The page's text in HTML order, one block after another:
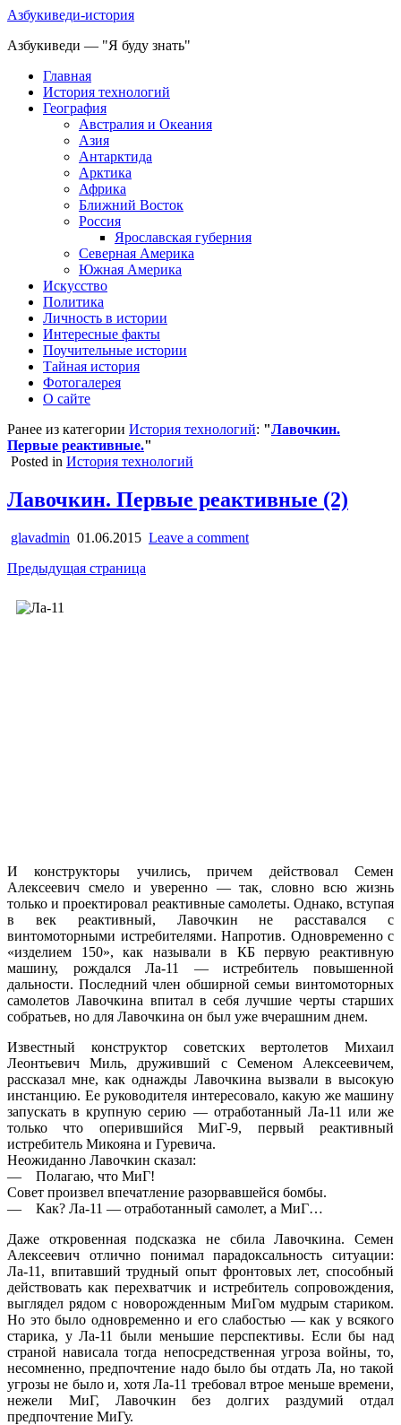
Азбукиведи-история
Азбукиведи — "Я буду знать"
Главная
История технологий
География
Австралия и Океания
Азия
Антарктида
Арктика
Африка
Ближний Восток
Россия
Ярославская губерния
Северная Америка
Южная Америка
Искусство
Политика
Личность в истории
Интересные факты
Поучительные истории
Тайная история
Фотогалерея
О сайте
Ранее из категории История технологий: "Лавочкин.
Первые реактивные."
Posted in История технологий
Лавочкин. Первые реактивные (2)
glavadmin 01.06.2015 Leave a comment
Предыдущая страница
И конструкторы учились, причем действовал Семен
Алексеевич смело и уверенно — так, словно всю жизнь
только и проектировал реактивные самолеты. Однако, вступая
в век реактивный, Лавочкин не расставался с
винтомоторными истребителями. Напротив. Одновременно с
«изделием 150», как называли в КБ первую реактивную
машину, рождался Ла-11 — истребитель повышенной
дальности. Последний член обширной семьи винтомоторных
самолетов Лавочкина впитал в себя лучшие черты старших
собратьев, но для Лавочкина он был уже вчерашним днем.
Известный конструктор советских вертолетов Михаил
Леонтьевич Миль, друживший с Семеном Алексеевичем,
рассказал мне, как однажды Лавочкина вызвали в высокую
инстанцию. Ее руководителя интересовало, какую же машину
запускать в крупную серию — отработанный Ла-11 или же
только что оперившийся МиГ-9, первый реактивный
истребитель Микояна и Гуревича.
Неожиданно Лавочкин сказал:
— Полагаю, что МиГ!
Совет произвел впечатление разорвавшейся бомбы.
— Как? Ла-11 — отработанный самолет, а МиГ…
Даже откровенная подсказка не сбила Лавочкина. Семен
Алексеевич отлично понимал парадоксальность ситуации:
Ла-11, впитавший трудный опыт фронтовых лет, способный
действовать как перехватчик и истребитель сопровождения,
выглядел рядом с новорожденным МиГом мудрым стариком.
Но это было одновременно и его слабостью — как у всякого
старика, у Ла-11 были меньшие перспективы. Если бы над
страной нависала тогда непосредственная угроза войны, то,
несомненно, предпочтение надо было бы отдать Ла, но такой
угрозы не было и, хотя Ла-11 требовал втрое меньше времени,
нежели МиГ, Лавочкин без долгих раздумий отдал
предпочтение МиГу.